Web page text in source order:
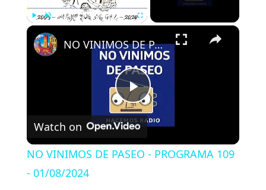
×
P
NO VINIMOS DE PASEO - PROGRAMA 109 - 01/08/2024
Watch on
NO VINIMOS DE PASEO - PROGRAMA 109
- 01/08/2024